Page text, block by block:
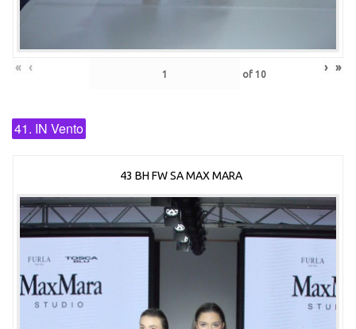
« ‹ of 10 › »
41. IN Vento
43 BH FW SA MAX MARA